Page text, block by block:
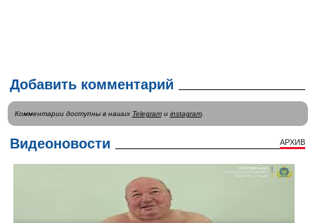
Добавить комментарий
Комментарии доступны в наших Telegramи instagram.
Видеоновости АРХИВ